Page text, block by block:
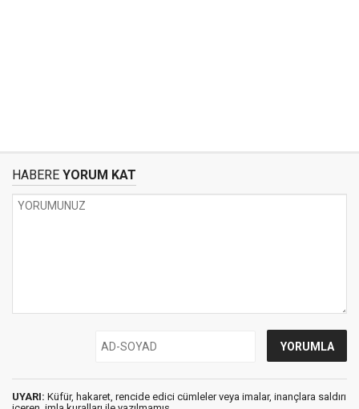
HABERE YORUM KAT
UYARI: Küfür, hakaret, rencide edici cümleler veya imalar, inançlara saldırı